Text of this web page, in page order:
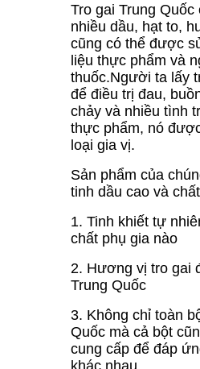
Tro gai Trung Quốc
nhiều dầu, hạt to,
cũng có thể được
liệu thực phẩm và
thuốc.Người ta lấy
để điều trị đau,
chảy và nhiều tình
thực phẩm, nó
loại gia vị.
Sản phẩm của
tinh dầu cao và
1. Tinh khiết tự
chất phụ gia nào
2. Hương vị tro gai
Trung Quốc
3. Không chỉ toàn
Quốc mà cả bột
cung cấp để đáp
khác nhau.